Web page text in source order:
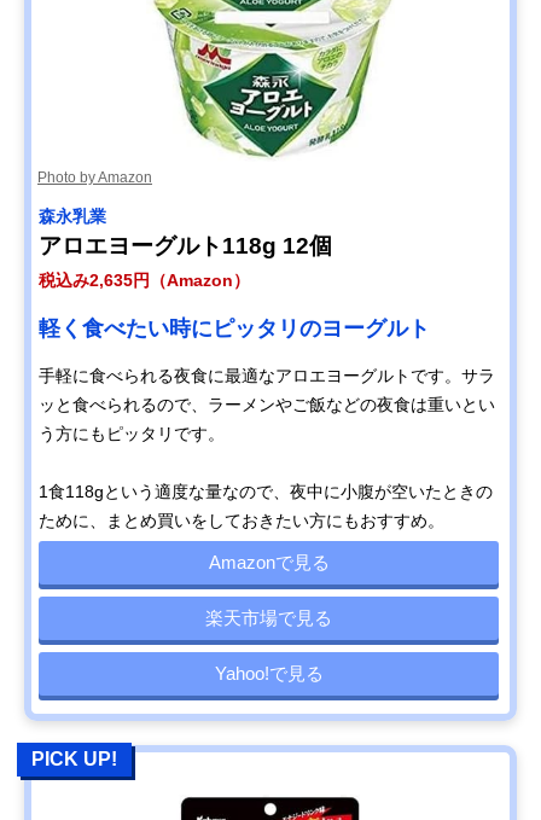
Photo by Amazon
森永乳業
アロエヨーグルト118g 12個
税込み2,635円（Amazon）
軽く食べたい時にピッタリのヨーグルト
手軽に食べられる夜食に最適なアロエヨーグルトです。サラ
ッと食べられるので、ラーメンやご飯などの夜食は重いとい
う方にもピッタリです。
1食118gという適度な量なので、夜中に小腹が空いたときの
ために、まとめ買いをしておきたい方にもおすすめ。
Amazonで見る
楽天市場で見る
Yahoo!で見る
PICK UP!